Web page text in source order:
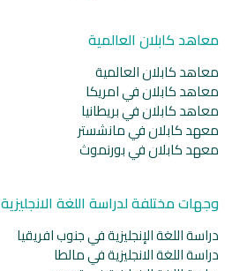
معاهد كابلان العالمية
معاهد كابلان العالمية
معاهد كابلان في امريكا
معاهد كابلان في بريطانيا
معهد كابلان في مانشستر
معهد كابلان في بورنموث
وجهات مختلفة لدراسة اللغة الانجليزية
دراسة اللغة الإنجليزية في جنوب افريقيا
دراسة اللغة الانجليزية في مالطا